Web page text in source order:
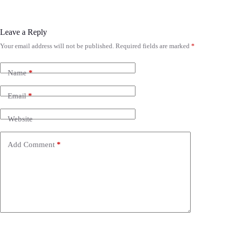
Leave a Reply
Your email address will not be published. Required fields are marked *
Name*
Email*
Website
Add Comment *